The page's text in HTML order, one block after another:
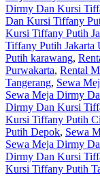
Dirmy Dan Kursi
Dan Kursi Tiffany
Kursi Tiffany Putih
Tiffany Putih Jakarta
Putih karawang,
Purwakarta, Rental
Tangerang, Sewa
Sewa Meja Dirmy
Dirmy Dan Kursi
Kursi Tiffany Putih
Putih Depok, Sewa
Sewa Meja Dirmy
Dirmy Dan Kursi
Kursi Tiffany Putih